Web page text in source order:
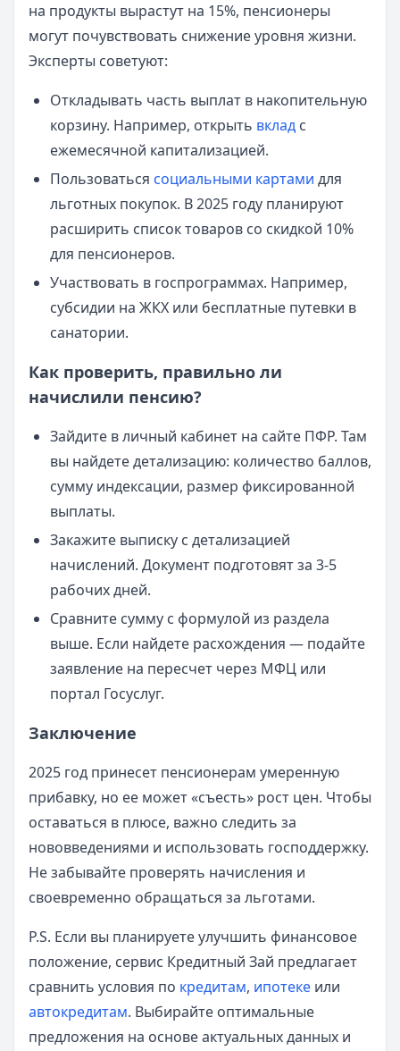
на продукты вырастут на 15%, пенсионеры
могут почувствовать снижение уровня жизни.
Эксперты советуют:
Откладывать часть выплат в накопительную
корзину. Например, открыть вклад с
ежемесячной капитализацией.
Пользоваться социальными картами для
льготных покупок. В 2025 году планируют
расширить список товаров со скидкой 10%
для пенсионеров.
Участвовать в госпрограммах. Например,
субсидии на ЖКХ или бесплатные путевки в
санатории.
Как проверить, правильно ли
начислили пенсию?
Зайдите в личный кабинет на сайте ПФР. Там
вы найдете детализацию: количество баллов,
сумму индексации, размер фиксированной
выплаты.
Закажите выписку с детализацией
начислений. Документ подготовят за 3-5
рабочих дней.
Сравните сумму с формулой из раздела
выше. Если найдете расхождения — подайте
заявление на пересчет через МФЦ или
портал Госуслуг.
Заключение
2025 год принесет пенсионерам умеренную
прибавку, но ее может «съесть» рост цен. Чтобы
оставаться в плюсе, важно следить за
нововведениями и использовать господдержку.
Не забывайте проверять начисления и
своевременно обращаться за льготами.
P.S. Если вы планируете улучшить финансовое
положение, сервис Кредитный Зай предлагает
сравнить условия по кредитам, ипотеке или
автокредитам. Выбирайте оптимальные
предложения на основе актуальных данных и